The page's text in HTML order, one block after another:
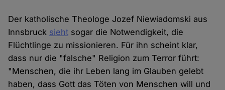
Der katholische Theologe Jozef Niewiadomski aus
Innsbruck sieht sogar die Notwendigkeit, die
Flüchtlinge zu missionieren. Für ihn scheint klar,
dass nur die "falsche" Religion zum Terror führt:
"Menschen, die ihr Leben lang im Glauben gelebt
haben, dass Gott das Töten von Menschen will und